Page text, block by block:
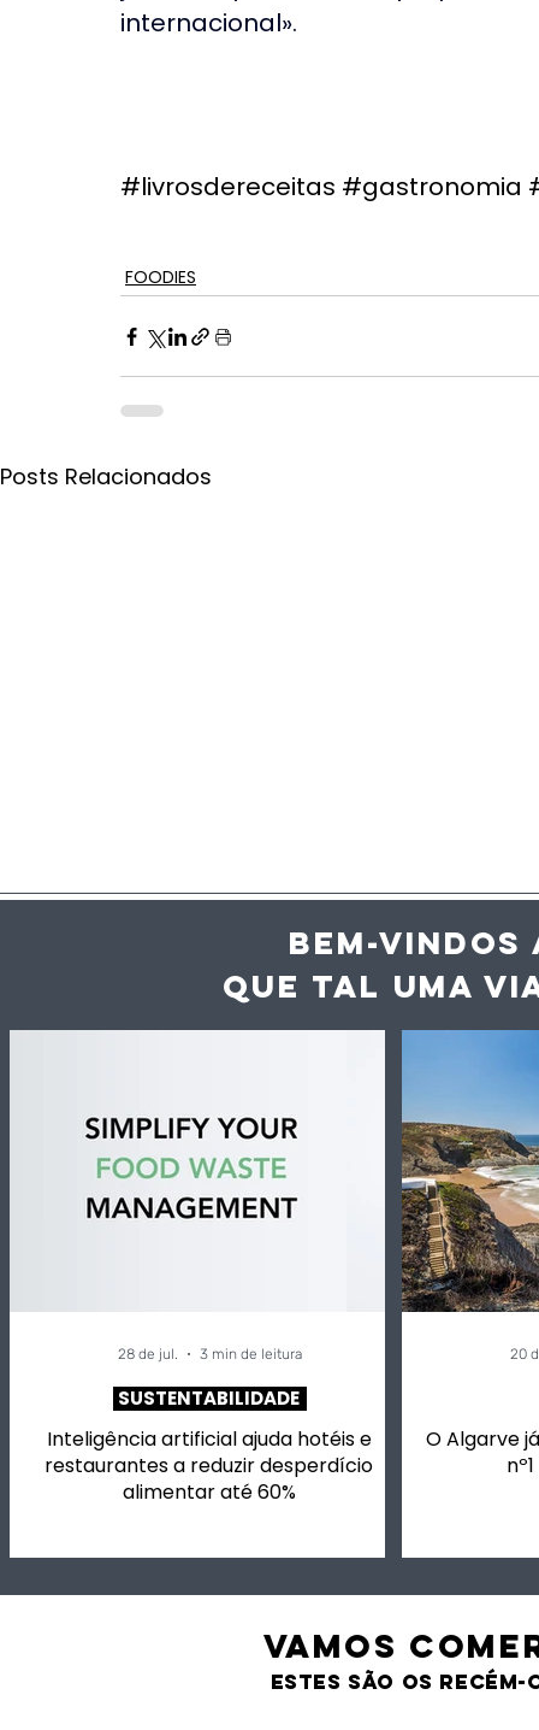
internacional».
#livrosdereceitas #gastronomia
FOODIES
Posts Relacionados
Alivetaste. Este evento
vai ter chefs a cozinhar
para si, mais de 50
vinhos em prova e
UE
que
BEM-VINDOS
QUE TAL UMA
Inteligência artificial ajuda hotéis e
restaurantes a reduzir desperdício
alimentar até 60%
SUSTENTABILIDADE
28 de jul. 3 min de leitura
O Algarve
20
VAMOS
estes são os recém-